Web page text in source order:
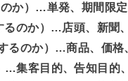
か）…単発、期間限
のか）…店頭、新聞
るのか）…商品、価格
集客目的、告知目的